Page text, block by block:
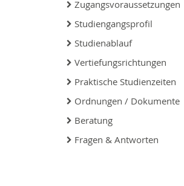
Zugangsvoraussetzungen
Studiengangsprofil
Studienablauf
Vertiefungsrichtungen
Praktische Studienzeiten
Ordnungen / Dokumente
Beratung
Fragen & Antworten